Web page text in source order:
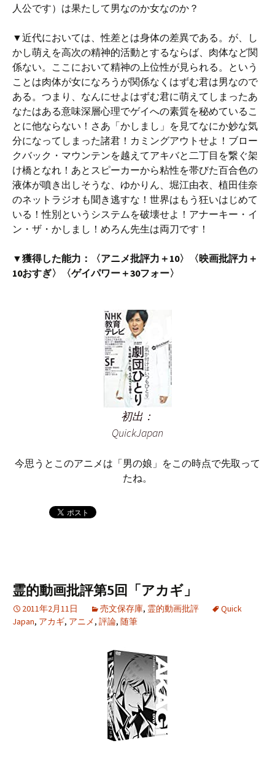
人公です）は果たして男なのか女なのか？
▼近代においては、性差とは身体の差異である。が、し
かし萌えを高次の精神的活動とするならば、肉体など関
係ない。ここにおいて精神の上位性が見られる。という
ことは肉体が女になろうが関係なくはずむ君は男なので
ある。つまり、なんにせよはずむ君に萌えてしまったあ
なたはある意味深層心理でゲイへの素質を秘めているこ
とに他ならない！さあ「かしまし」を見てなにか妙な気
分になってしまった諸君！カミングアウトせよ！ブロー
クバック・マウンテンを越えてアキバと二丁目を繋ぐ架
け橋となれ！あとスピーカーから粘性を帯びた百合色の
液体が噴き出しそうな、ゆかりん、堀江由衣、植田佳奈
のネットラジオも聞き逃すな！世界はもう狂いはじめて
いる！性別というシステムを破壊せよ！アナーキー・イ
ン・ザ・かしまし！めろん先生は両刀です！
▼獲得した能力：〈アニメ批評力＋10〉〈映画批評力＋
10おすぎ〉〈ゲイパワー＋30フォー〉
初出：
QuickJapan
今思うとこのアニメは「男の娘」をこの時点で先取って
たね。
霊的動画批評第5回「アカギ」
2011年2月11日 売文保存庫, 霊的動画批評
Quick
Japan, アカギ, アニメ, 評論, 随筆